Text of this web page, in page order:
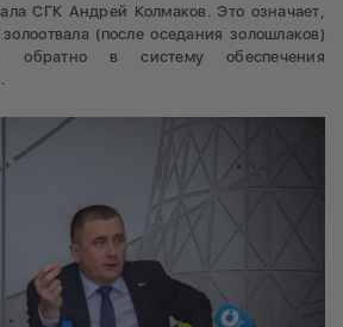
СГК Андрей Колмаков. Это означает,
(после оседания золошлаков)
обратно в систему обеспечения